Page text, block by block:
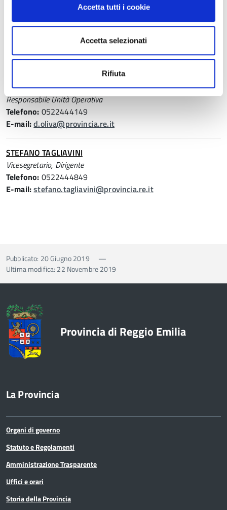
Accetta tutti i cookie
Accetta selezionati
Rifiuta
U.O. PROCEDURE DI GARA E CONTRATTI ASSICURATIVI
Persona referente
DONATELLA OLIVA
Responsabile Unità Operativa
Telefono: 0522444149
E-mail:d.oliva@provincia.re.it
STEFANO TAGLIAVINI
Vicesegretario, Dirigente
Telefono: 0522444849
E-mail:stefano.tagliavini@provincia.re.it
Pubblicato: 20 Giugno 2019
—
Ultima modifica: 22 Novembre 2019
Provincia di Reggio Emilia
La Provincia
Organi di governo
Statuto e Regolamenti
Amministrazione Trasparente
Uffici e orari
Storia della Provincia